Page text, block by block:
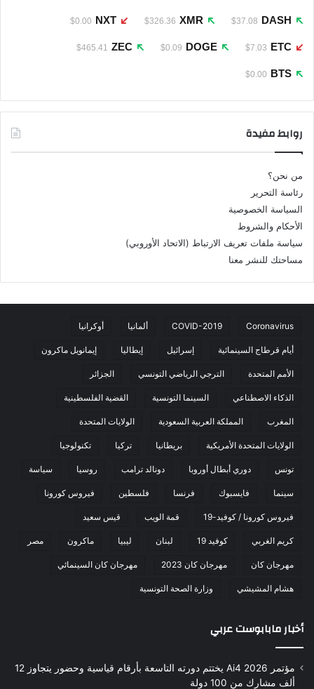
DASH
$37.08
XMR
$326.36
NXT
$0.00
ETC
$7.03
DOGE
$0.09
ZEC
$465.41
BTS
$0.00
روابط مفيدة
من نحن؟
رئاسة التحرير
السياسة الخصوصية
الأحكام والشروط
سياسة ملفات تعريف الارتباط (الاتحاد الأوروبي)
مساحتك للنشر معنا
Coronavirus
COVID-2019 ألمانيا أوكرانيا
أيام قرطاج السينمائية إسرائيل إيطاليا إيمانويل ماكرون
الأمم المتحدة الترجي الرياضي التونسي الجزائر
الذكاء الاصطناعي السينما التونسية القضية الفلسطينية
المغرب المملكة العربية السعودية الولايات المتحدة
الولايات المتحدة الأمريكية بريطانيا تركيا تكنولوجيا
تونس دوري أبطال أوروبا دونالد ترامب روسيا سياسة
سينما فايسبوك فرنسا فلسطين فيروس كورونا
فيروس كورونا / كوفيد-19 قمة الويب قيس سعيد
كريم الغربي كوفيد 19 لبنان ليبيا ماكرون مصر
مهرجان كان مهرجان كان 2023 مهرجان كان السينمائي
هشام المشيشي وزارة الصحة التونسية
أخبار مابابوست عربي
مؤتمر Ai4 2026 يختتم دورته التاسعة بأرقام قياسية وحضور يتجاوز 12
ألف مشارك من 100 دولة